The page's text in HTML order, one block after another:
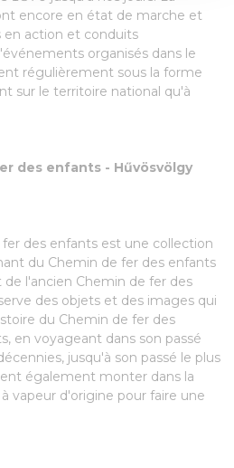
and to analyse our traffic.
about your use of our site with
and analytics partners who
information that you’ve
collected from your use
encore en état de marche et
action et conduits
organisés dans le
régulièrement sous la forme
sur le territoire national qu'à
des enfants - Hűvösvölgy
des enfants est une collection
du Chemin de fer des enfants
de l'ancien Chemin de fer des
des objets et des images qui
du Chemin de fer des
en voyageant dans son passé
jusqu'à son passé le plus
également monter dans la
vapeur d'origine pour faire une